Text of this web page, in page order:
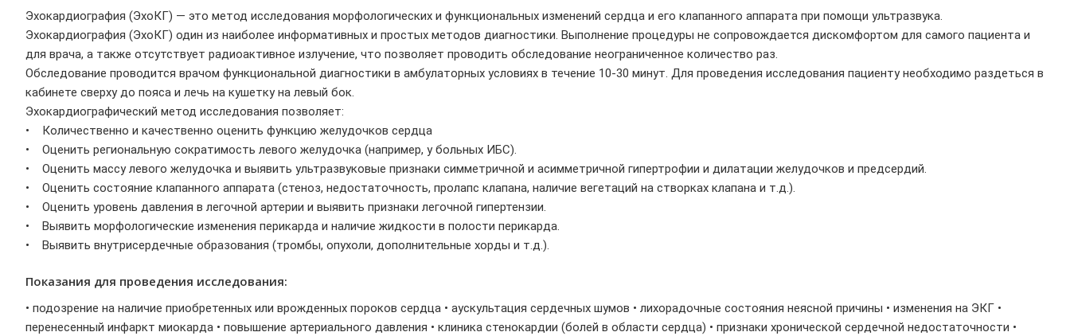
Эхокардиография (ЭхоКГ) — это метод исследования морфологических и функциональных изменений сердца и его клапанного аппарата при помощи ультразвука.
Эхокардиография (ЭхоКГ) один из наиболее информативных и простых методов диагностики. Выполнение процедуры не сопровождается дискомфортом для самого пациента и
для врача, а также отсутствует радиоактивное излучение, что позволяет проводить обследование неограниченное количество раз.
Обследование проводится врачом функциональной диагностики в амбулаторных условиях в течение 10-30 минут. Для проведения исследования пациенту необходимо раздеться в
кабинете сверху до пояса и лечь на кушетку на левый бок.
Эхокардиографический метод исследования позволяет:
• Количественно и качественно оценить функцию желудочков сердца
• Оценить региональную сократимость левого желудочка (например, у больных ИБС).
• Оценить массу левого желудочка и выявить ультразвуковые признаки симметричной и асимметричной гипертрофии и дилатации желудочков и предсердий.
• Оценить состояние клапанного аппарата (стеноз, недостаточность, пролапс клапана, наличие вегетаций на створках клапана и т.д.).
• Оценить уровень давления в легочной артерии и выявить признаки легочной гипертензии.
• Выявить морфологические изменения перикарда и наличие жидкости в полости перикарда.
• Выявить внутрисердечные образования (тромбы, опухоли, дополнительные хорды и т.д.).
Показания для проведения исследования:
• подозрение на наличие приобретенных или врожденных пороков сердца • аускультация сердечных шумов • лихорадочные состояния неясной причины • изменения на ЭКГ •
перенесенный инфаркт миокарда • повышение артериального давления • клиника стенокардии (болей в области сердца) • признаки хронической сердечной недостаточности •